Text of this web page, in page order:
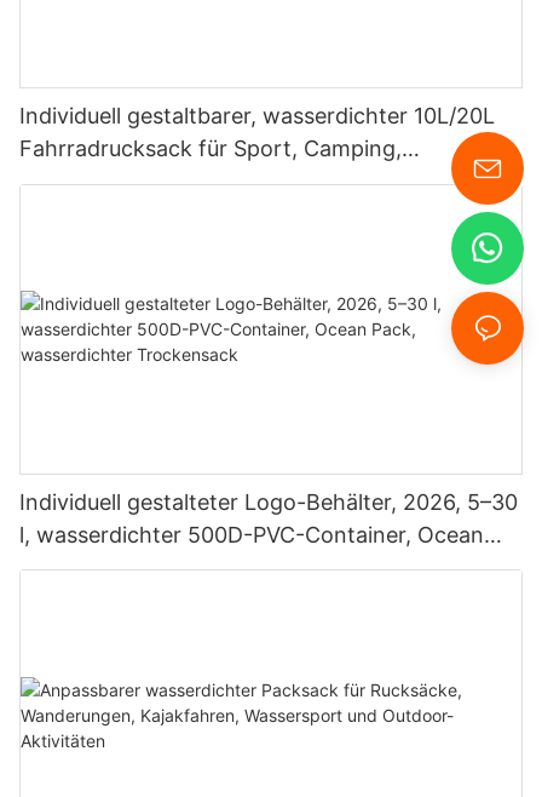
Individuell gestaltbarer, wasserdichter 10L/20L
Fahrradrucksack für Sport, Camping,
Schwimmen, Tauchen und mehr
Individuell gestalteter Logo-Behälter, 2026, 5–30
l, wasserdichter 500D-PVC-Container, Ocean
Pack, wasserdichter Trockensack